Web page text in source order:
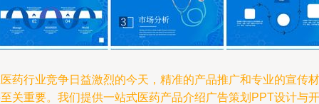
药行业竞争日益激烈的今天，精准的产品推广和专业的宣传材
关重要。我们提供一站式医药产品介绍广告策划PPT设计与开